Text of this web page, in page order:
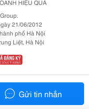
Gửi tin nhắn
HIỆU QUẢ
21/06/2012
phố Hà Nội
Liệt, Hà Nội